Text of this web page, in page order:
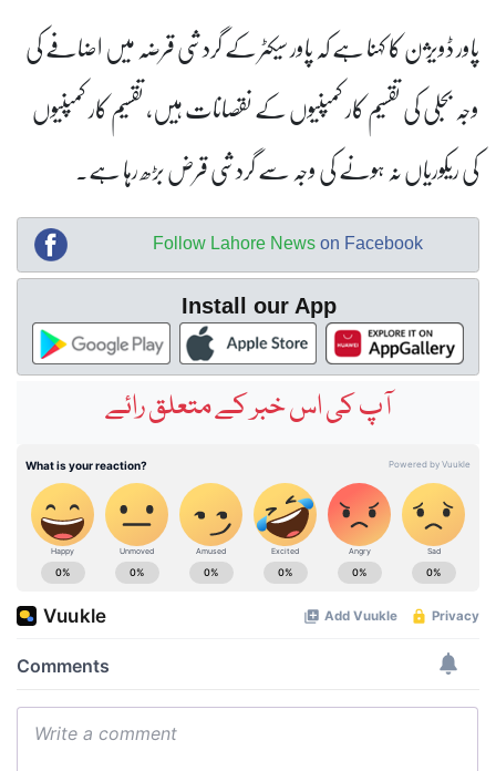
پاور ڈویژن کا کہنا ہے کہ پاور سیکٹر کے گردشی قرضہ میں اضافے کی
وجہ بجلی کی تقسیم کار کمپنیوں کے نقصانات ہیں، تقسیم کار کمپنیوں
کی ریکوریاں نہ ہونے کی وجہ سے گردشی قرض بڑھ رہا ہے۔
Follow Lahore News on Facebook
Install our App
آپ کی اس خبر کے متعلق رائے